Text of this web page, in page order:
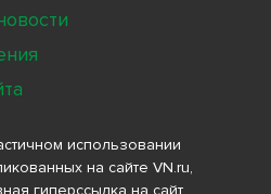
использовании
на сайте VN.ru,